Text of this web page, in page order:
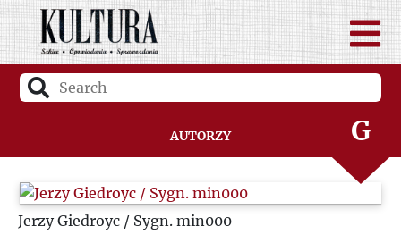
Autorzy
D
F
G
H
Jerzy Giedroyc / Sygn. min000
A
B
C
D